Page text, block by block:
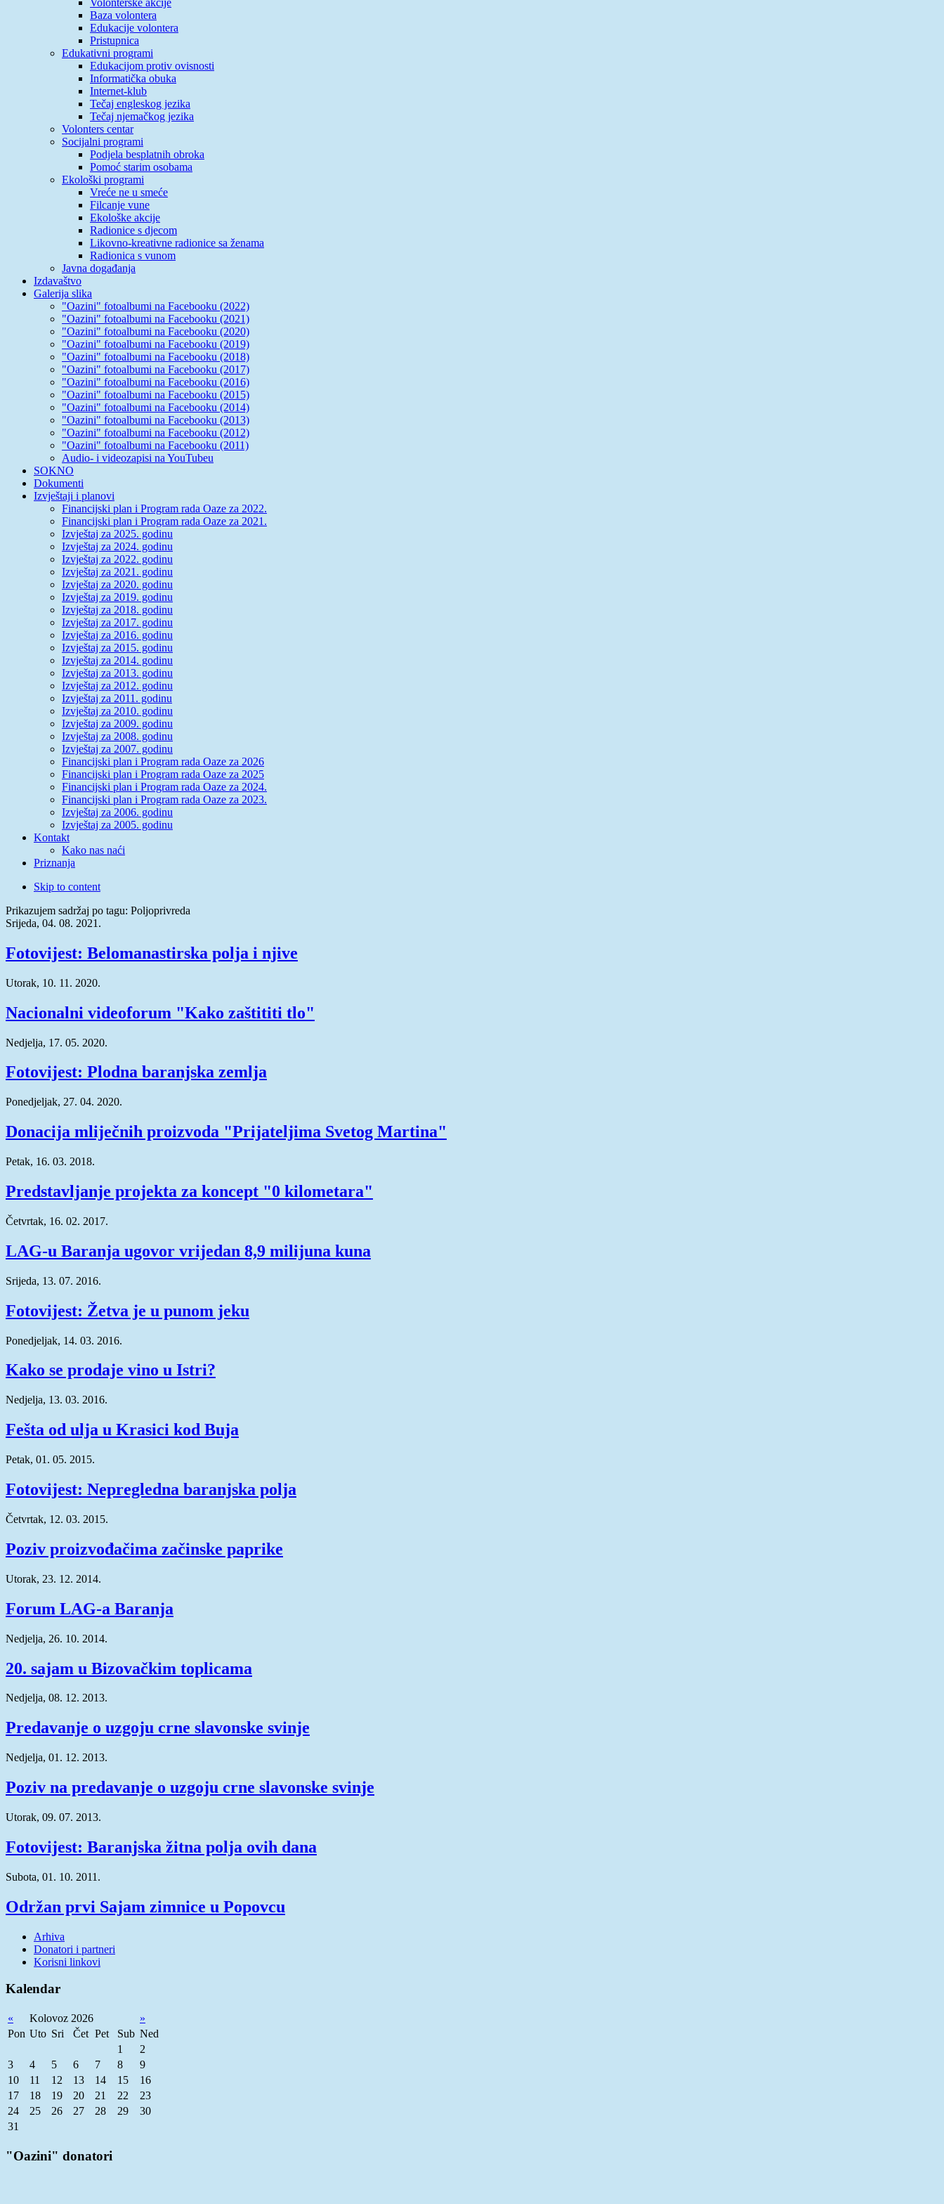
Baza volontera
Edukacije volontera
Pristupnica
Edukativni programi
Edukacijom protiv ovisnosti
Informatička obuka
Internet-klub
Tečaj engleskog jezika
Tečaj njemačkog jezika
Volonters centar
Socijalni programi
Podjela besplatnih obroka
Pomoć starim osobama
Ekološki programi
Vreće ne u smeće
Filcanje vune
Ekološke akcije
Radionice s djecom
Likovno-kreativne radionice sa ženama
Radionica s vunom
Javna događanja
Izdavaštvo
Galerija slika
"Oazini" fotoalbumi na Facebooku (2022)
"Oazini" fotoalbumi na Facebooku (2021)
"Oazini" fotoalbumi na Facebooku (2020)
"Oazini" fotoalbumi na Facebooku (2019)
"Oazini" fotoalbumi na Facebooku (2018)
"Oazini" fotoalbumi na Facebooku (2017)
"Oazini" fotoalbumi na Facebooku (2016)
"Oazini" fotoalbumi na Facebooku (2015)
"Oazini" fotoalbumi na Facebooku (2014)
"Oazini" fotoalbumi na Facebooku (2013)
"Oazini" fotoalbumi na Facebooku (2012)
"Oazini" fotoalbumi na Facebooku (2011)
Audio- i videozapisi na YouTubeu
SOKNO
Dokumenti
Izvještaji i planovi
Financijski plan i Program rada Oaze za 2022.
Financijski plan i Program rada Oaze za 2021.
Izvještaj za 2025. godinu
Izvještaj za 2024. godinu
Izvještaj za 2022. godinu
Izvještaj za 2021. godinu
Izvještaj za 2020. godinu
Izvještaj za 2019. godinu
Izvještaj za 2018. godinu
Izvještaj za 2017. godinu
Izvještaj za 2016. godinu
Izvještaj za 2015. godinu
Izvještaj za 2014. godinu
Izvještaj za 2013. godinu
Izvještaj za 2012. godinu
Izvještaj za 2011. godinu
Izvještaj za 2010. godinu
Izvještaj za 2009. godinu
Izvještaj za 2008. godinu
Izvještaj za 2007. godinu
Financijski plan i Program rada Oaze za 2026
Financijski plan i Program rada Oaze za 2025
Financijski plan i Program rada Oaze za 2024.
Financijski plan i Program rada Oaze za 2023.
Izvještaj za 2006. godinu
Izvještaj za 2005. godinu
Kontakt
Kako nas naći
Priznanja
Skip to content
Prikazujem sadržaj po tagu: Poljoprivreda
Srijeda, 04. 08. 2021.
Fotovijest: Belomanastirska polja i njive
Utorak, 10. 11. 2020.
Nacionalni videoforum "Kako zaštititi tlo"
Nedjelja, 17. 05. 2020.
Fotovijest: Plodna baranjska zemlja
Ponedjeljak, 27. 04. 2020.
Donacija mliječnih proizvoda "Prijateljima Svetog Martina"
Petak, 16. 03. 2018.
Predstavljanje projekta za koncept "0 kilometara"
Četvrtak, 16. 02. 2017.
LAG-u Baranja ugovor vrijedan 8,9 milijuna kuna
Srijeda, 13. 07. 2016.
Fotovijest: Žetva je u punom jeku
Ponedjeljak, 14. 03. 2016.
Kako se prodaje vino u Istri?
Nedjelja, 13. 03. 2016.
Fešta od ulja u Krasici kod Buja
Petak, 01. 05. 2015.
Fotovijest: Nepregledna baranjska polja
Četvrtak, 12. 03. 2015.
Poziv proizvođačima začinske paprike
Utorak, 23. 12. 2014.
Forum LAG-a Baranja
Nedjelja, 26. 10. 2014.
20. sajam u Bizovačkim toplicama
Nedjelja, 08. 12. 2013.
Predavanje o uzgoju crne slavonske svinje
Nedjelja, 01. 12. 2013.
Poziv na predavanje o uzgoju crne slavonske svinje
Utorak, 09. 07. 2013.
Fotovijest: Baranjska žitna polja ovih dana
Subota, 01. 10. 2011.
Održan prvi Sajam zimnice u Popovcu
Arhiva
Donatori i partneri
Korisni linkovi
Kalendar
« Kolovoz 2026
»
Pon Uto Sri Čet Pet Sub Ned
1
2
3
4 5 6 7 8
9
10
11 12 13 14 15
16
17
18 19 20 21 22
23
24
25 26 27 28 29
30
31
"Oazini" donatori